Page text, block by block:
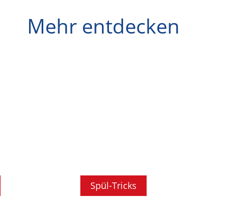
Mehr entdecken
Spül-Tricks